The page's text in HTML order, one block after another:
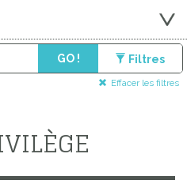
GO ! Filtres
Effacer les filtres